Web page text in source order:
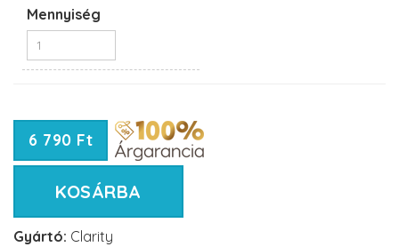
Mennyiség
6 790 Ft
KOSÁRBA
Gyártó: Clarity